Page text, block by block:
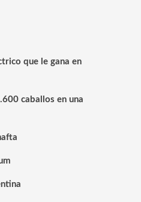
que le gana en
caballos en una